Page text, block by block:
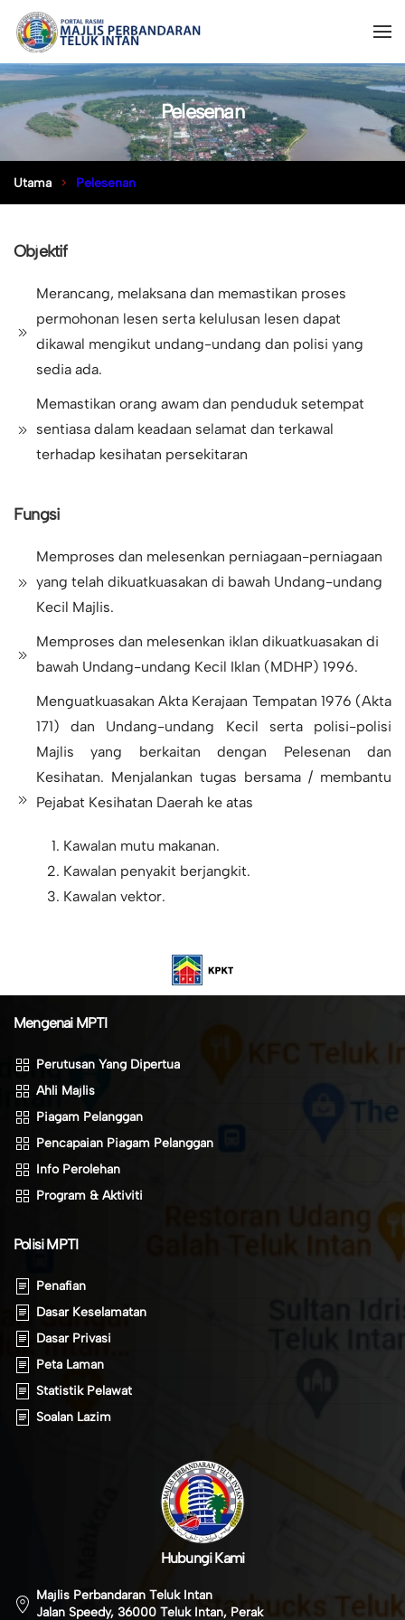
Pelesenan
Utama Pelesenan
Objektif
Merancang, melaksana dan memastikan proses
permohonan lesen serta kelulusan lesen dapat
dikawal mengikut undang-undang dan polisi yang
sedia ada.
Memastikan orang awam dan penduduk setempat
sentiasa dalam keadaan selamat dan terkawal
terhadap kesihatan persekitaran
Fungsi
Memproses dan melesenkan perniagaan-perniagaan
yang telah dikuatkuasakan di bawah Undang-undang
Kecil Majlis.
Memproses dan melesenkan iklan dikuatkuasakan di
bawah Undang-undang Kecil Iklan (MDHP) 1996.
Menguatkuasakan Akta Kerajaan Tempatan 1976 (Akta
171) dan Undang-undang Kecil serta polisi-polisi
Majlis yang berkaitan dengan Pelesenan dan
Kesihatan. Menjalankan tugas bersama / membantu
Pejabat Kesihatan Daerah ke atas
Kawalan mutu makanan.
Kawalan penyakit berjangkit.
Kawalan vektor.
Mengenai MPTI
Perutusan Yang Dipertua
Ahli Majlis
Piagam Pelanggan
Pencapaian Piagam Pelanggan
Info Perolehan
Program & Aktiviti
Polisi MPTI
Penafian
Dasar Keselamatan
Dasar Privasi
Peta Laman
Statistik Pelawat
Soalan Lazim
Hubungi Kami
Majlis Perbandaran Teluk Intan
Jalan Speedy, 36000 Teluk Intan, Perak